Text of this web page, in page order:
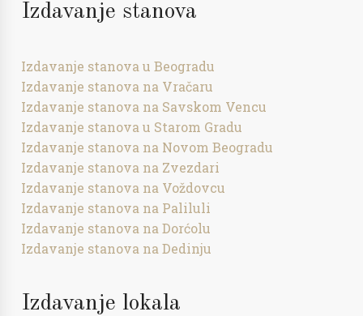
Izdavanje stanova
Izdavanje stanova u Beogradu
Izdavanje stanova na Vračaru
Izdavanje stanova na Savskom Vencu
Izdavanje stanova u Starom Gradu
Izdavanje stanova na Novom Beogradu
Izdavanje stanova na Zvezdari
Izdavanje stanova na Voždovcu
Izdavanje stanova na Paliluli
Izdavanje stanova na Dorćolu
Izdavanje stanova na Dedinju
Izdavanje lokala